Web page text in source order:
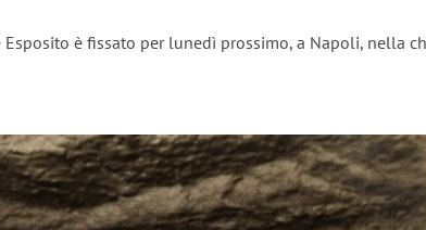
è fissato per lunedì prossimo, a Napoli, nella